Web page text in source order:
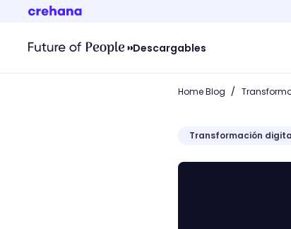
Descargables
Home Blog /
Transformación
Marketing turístico: